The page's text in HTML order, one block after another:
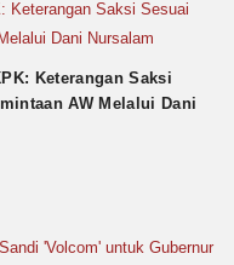
Keterangan Saksi
AW Melalui Dani